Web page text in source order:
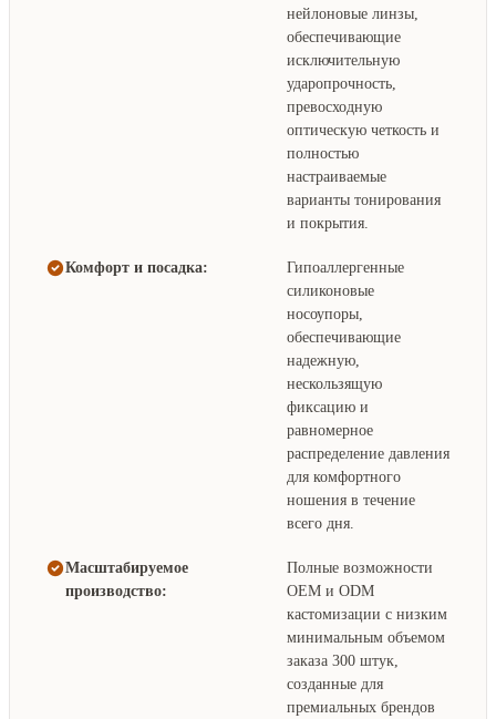
нейлоновые линзы,
обеспечивающие
исключительную
ударопрочность,
превосходную
оптическую четкость и
полностью
настраиваемые
варианты тонирования
и покрытия.
Комфорт и посадка:
Гипоаллергенные
силиконовые
носоупоры,
обеспечивающие
надежную,
нескользящую
фиксацию и
равномерное
распределение давления
для комфортного
ношения в течение
всего дня.
Масштабируемое
производство:
Полные возможности
OEM и ODM
кастомизации с низким
минимальным объемом
заказа 300 штук,
созданные для
премиальных брендов